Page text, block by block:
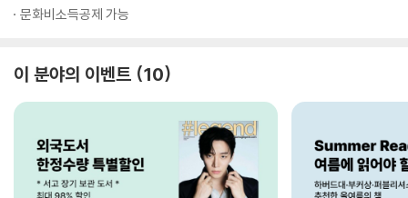
문화비소득공제 가능
이 분야의 이벤트 10